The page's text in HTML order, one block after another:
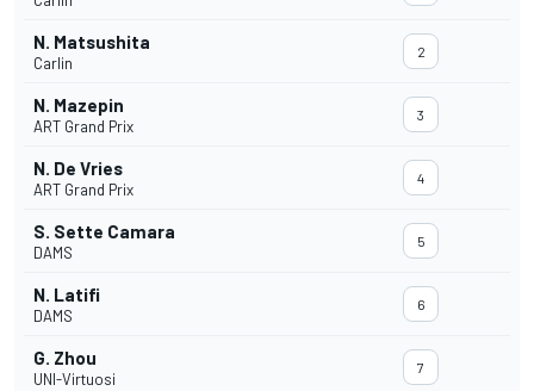
N. Matsushita
Carlin
2
N. Mazepin
ART Grand Prix
3
N. De Vries
ART Grand Prix
4
S. Sette Camara
DAMS
5
N. Latifi
DAMS
6
G. Zhou
UNI-Virtuosi
7